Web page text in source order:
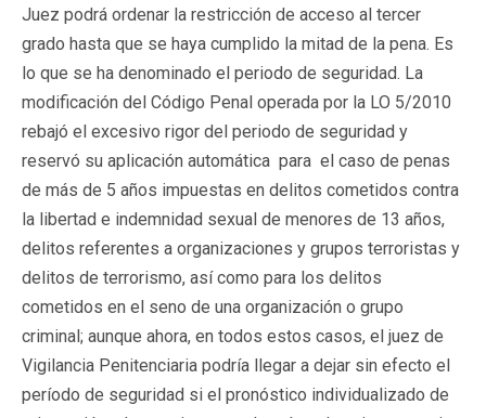
Juez podrá ordenar la restricción de acceso al tercer
grado hasta que se haya cumplido la mitad de la pena. Es
lo que se ha denominado el periodo de seguridad. La
modificación del Código Penal operada por la LO 5/2010
rebajó el excesivo rigor del periodo de seguridad y
reservó su aplicación automática para el caso de penas
de más de 5 años impuestas en delitos cometidos contra
la libertad e indemnidad sexual de menores de 13 años,
delitos referentes a organizaciones y grupos terroristas y
delitos de terrorismo, así como para los delitos
cometidos en el seno de una organización o grupo
criminal; aunque ahora, en todos estos casos, el juez de
Vigilancia Penitenciaria podría llegar a dejar sin efecto el
período de seguridad si el pronóstico individualizado de